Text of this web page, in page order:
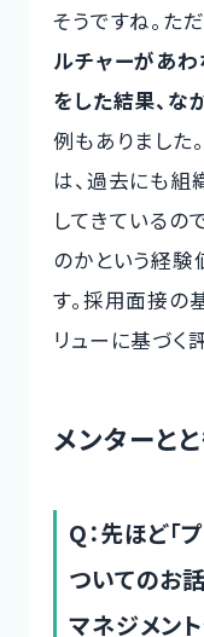
そうですね。た
ルチャーがあわ
をした結果、な
例もありました
は、過去にも組
してきているの
のかという経験
す。採用面接の
リューに基づく
メンターと
Q：先ほど「
ついてのお
マネジメン